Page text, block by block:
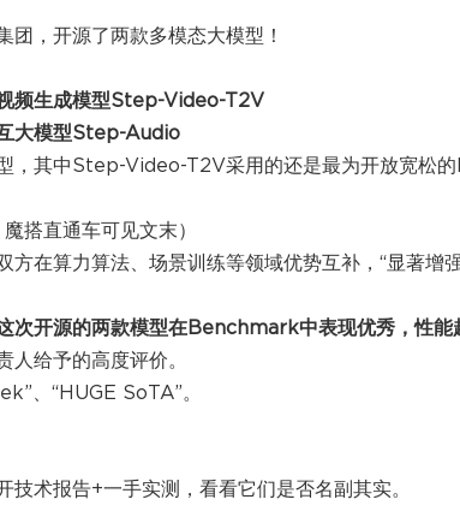
团，开源了两款多模态大模型！
频生成模型Step-Video-T2V
大模型Step-Audio
，其中Step-Video-T2V采用的还是最为开放宽松的
搭直通车可见文末）
方在算力算法、场景训练等领域优势互补，“显著增
次开源的两款模型在Benchmark中表现优秀，性能
人给予的高度评价。
、“HUGE SoTA”。
技术报告+一手实测，看看它们是否名副其实。